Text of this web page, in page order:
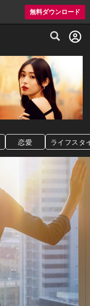
無料ダウンロード
レミアムレストラン予約
恋愛 ライフスタ